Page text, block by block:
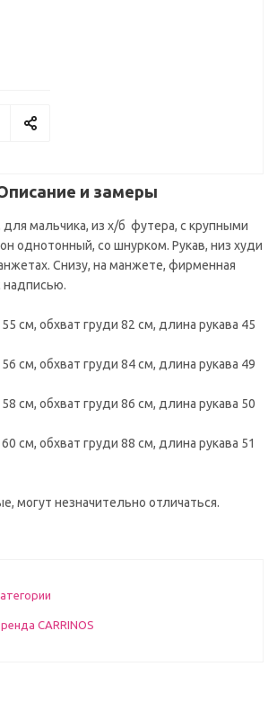
и замеры
мальчика, из х/б футера, с крупными
однотонный, со шнурком. Рукав, низ худи
Снизу, на манжете, фирменная
надписью.
см, обхват груди 82 см, длина рукава 45
см, обхват груди 84 см, длина рукава 49
см, обхват груди 86 см, длина рукава 50
см, обхват груди 88 см, длина рукава 51
могут незначительно отличаться.
CARRINOS